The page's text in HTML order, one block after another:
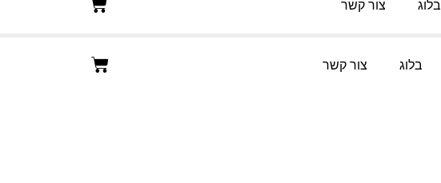
בלוג צור קשר
בלוג צור קשר